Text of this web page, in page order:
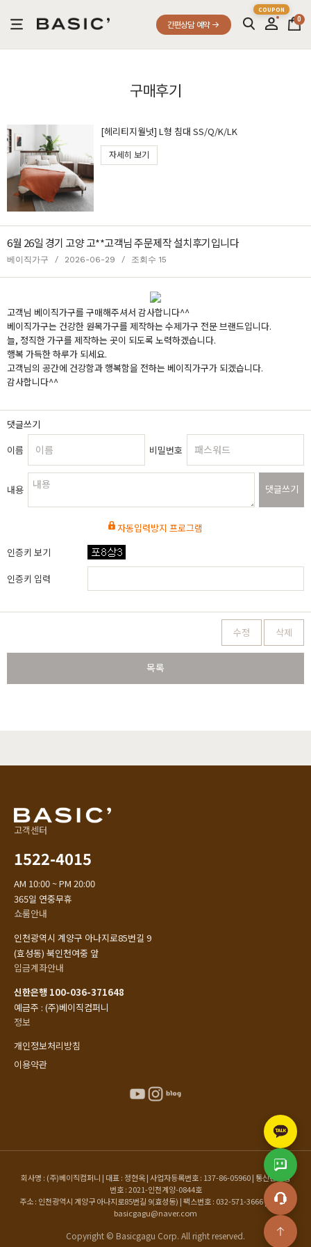
간편상담 예약
0
구매후기
[헤리티지월넛] L형 침대 SS/Q/K/LK
자세히 보기
6월 26일 경기 고양 고**고객님 주문제작 설치후기입니다
베이직가구 / 2026-06-29 / 조회수 15
고객님 베이직가구를 구매해주셔서 감사합니다^^
베이직가구는 건강한 원목가구를 제작하는 수제가구 전문 브랜드입니다.
늘, 정직한 가구를 제작하는 곳이 되도록 노력하겠습니다.
행복 가득한 하루가 되세요.
고객님의 공간에 건강함과 행복함을 전하는 베이직가구가 되겠습니다.
감사합니다^^
댓글쓰기
이름
비밀번호
내용 댓글쓰기
자동입력방지 프로그램
인증키 보기
인증키 입력
수정 삭제
목록
고객센터
1522-4015
AM 10:00 ~ PM 20:00
365일 연중무휴
쇼룸안내
인천광역시 계양구 아나지로85번길 9
(효성동) 북인천여중 앞
입금계좌안내
신한은행 100-036-371648
예금주 : (주)베이직컴퍼니
정보
개인정보처리방침
이용약관
회사명 : (주)베이직컴퍼니 | 대표 : 정현옥 | 사업자등록번호 : 137-86-05960 | 통신판매업
번호 : 2021-인천계양-0844호
주소 : 인천광역시 계양구 아나지로85번길 9(효성동) | 팩스번호 : 032-571-3666 | 이메일 :
basicgagu@naver.com
Copyright © Basicgagu Corp. All right reserved.